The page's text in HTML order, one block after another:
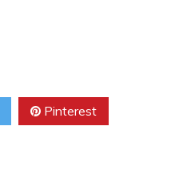
Pinterest